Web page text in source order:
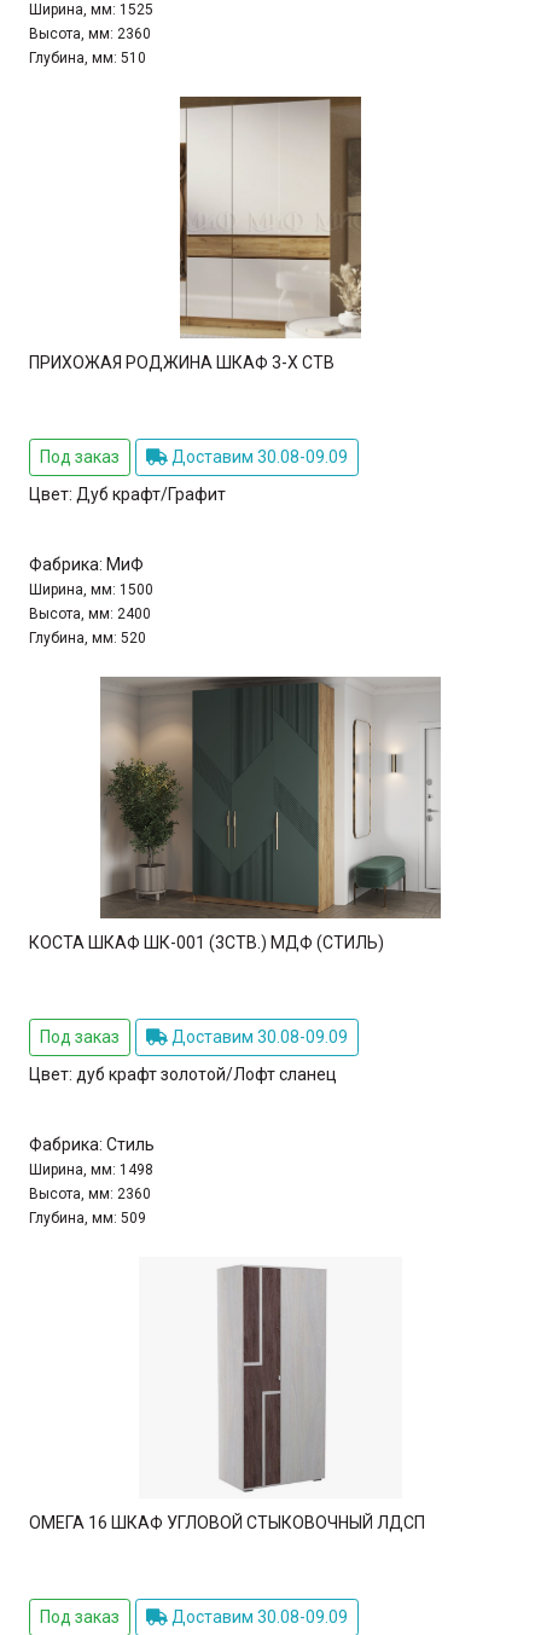
Ширина, мм: 1525
Высота, мм: 2360
Глубина, мм: 510
ПРИХОЖАЯ РОДЖИНА ШКАФ 3-Х СТВ
Под заказ
Доставим 30.08-09.09
Цвет: Дуб крафт/Графит
Фабрика: МиФ
Ширина, мм: 1500
Высота, мм: 2400
Глубина, мм: 520
КОСТА ШКАФ ШК-001 (3СТВ.) МДФ (СТИЛЬ)
Под заказ
Доставим 30.08-09.09
Цвет: дуб крафт золотой/Лофт сланец
Фабрика: Стиль
Ширина, мм: 1498
Высота, мм: 2360
Глубина, мм: 509
ОМЕГА 16 ШКАФ УГЛОВОЙ СТЫКОВОЧНЫЙ ЛДСП
Под заказ
Доставим 30.08-09.09